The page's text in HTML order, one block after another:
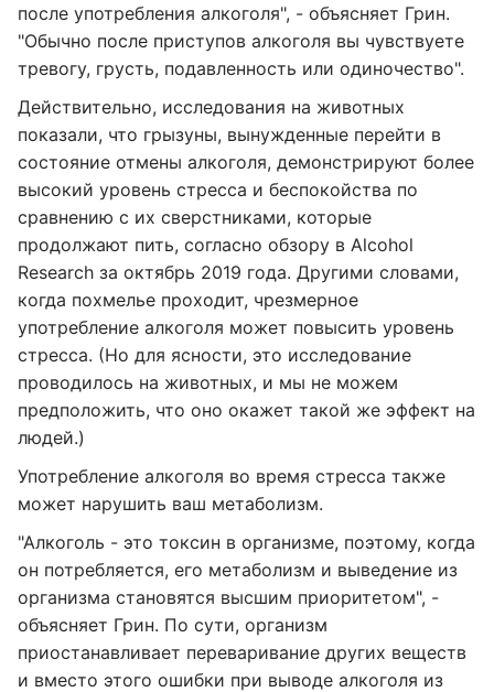
после употребления алкоголя", - объясняет Грин.
"Обычно после приступов алкоголя вы чувствуете
тревогу, грусть, подавленность или одиночество".
Действительно, исследования на животных
показали, что грызуны, вынужденные перейти в
состояние отмены алкоголя, демонстрируют более
высокий уровень стресса и беспокойства по
сравнению с их сверстниками, которые
продолжают пить, согласно обзору в Alcohol
Research за октябрь 2019 года. Другими словами,
когда похмелье проходит, чрезмерное
употребление алкоголя может повысить уровень
стресса. (Но для ясности, это исследование
проводилось на животных, и мы не можем
предположить, что оно окажет такой же эффект на
людей.)
Употребление алкоголя во время стресса также
может нарушить ваш метаболизм.
"Алкоголь - это токсин в организме, поэтому, когда
он потребляется, его метаболизм и выведение из
организма становятся высшим приоритетом", -
объясняет Грин. По сути, организм
приостанавливает переваривание других веществ
и вместо этого ошибки при выводе алкоголя из